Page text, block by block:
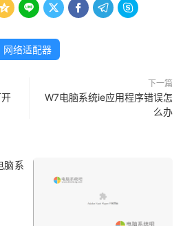
    
网络适配器
下一篇
W7电脑系统ie应用程序错误怎
么办